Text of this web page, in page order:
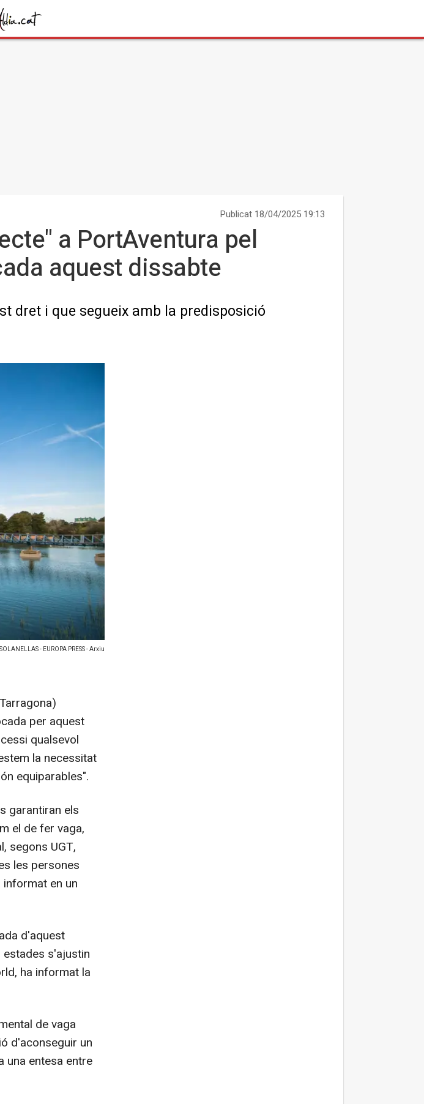
Publicat 18/04/2025 19:13
a PortAventura pel
aquest dissabte
dret i que segueix amb la predisposició
- EUROPA PRESS - Arxiu
per aquest
qualsevol
la necessitat
equiparables".
garantiran els
el de fer vaga,
segons UGT,
les persones
en un
d'aquest
s'ajustin
ha informat la
de vaga
d'aconseguir un
una entesa entre